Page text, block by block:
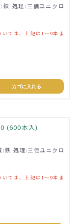
処理:三価ユニクロ
ては、上記は1～9本ま
カゴに入れる
(600本入)
鉄 処理:三価ユニクロ
ては、上記は1～9本ま